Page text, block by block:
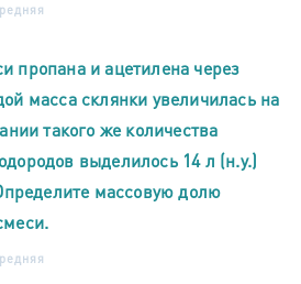
пропана и ацетилена через
масса склянки увеличилась на
такого же количества
выделилось 14 л (н.у.)
массовую долю